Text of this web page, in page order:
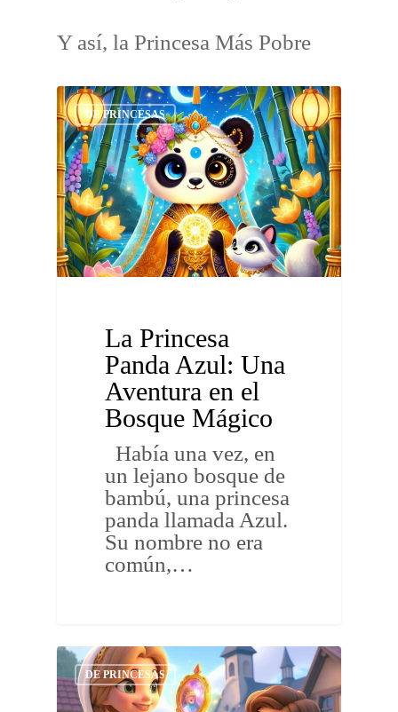
Y así, la Princesa Más Pobre
DE PRINCESAS
La Princesa
Panda Azul: Una
Aventura en el
Bosque Mágico
Había una vez, en
un lejano bosque de
bambú, una princesa
panda llamada Azul.
Su nombre no era
común,…
DE PRINCESAS